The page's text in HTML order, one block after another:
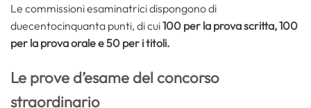
Le commissioni esaminatrici dispongono di
duecentocinquanta punti, di cui100 per la prova scritta, 100
per la prova orale e 50 per i titoli.
Le prove d’esame del concorso
straordinario